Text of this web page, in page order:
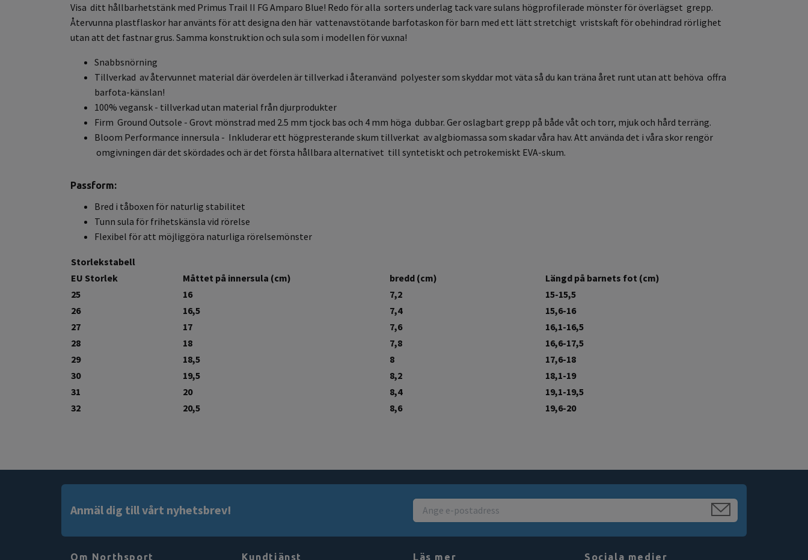
Visa ditt hållbarhetstänk med Primus Trail II FG Amparo Blue! Redo för alla sorters underlag tack vare sulans högprofilerade mönster för överlägset grepp.
Återvunna plastflaskor har använts för att designa den här vattenavstötande barfotaskon för barn med ett lätt stretchigt vristskaft för obehindrad rörlighet
utan att det fastnar grus. Samma konstruktion och sula som i modellen för vuxna!
Snabbsnörning
Tillverkad av återvunnet material där överdelen är tillverkad i återanvänd polyester som skyddar mot väta så du kan träna året runt utan att behöva offra
barfota-känslan!
100% vegansk - tillverkad utan material från djurprodukter
Firm Ground Outsole - Grovt mönstrad med 2.5 mm tjock bas och 4 mm höga dubbar. Ger oslagbart grepp på både våt och torr, mjuk och hård terräng.
Bloom Performance innersula - Inkluderar ett högpresterande skum tillverkat av algbiomassa som skadar våra hav. Att använda det i våra skor rengör
omgivningen där det skördades och är det första hållbara alternativet till syntetiskt och petrokemiskt EVA-skum.
Passform:
Bred i tåboxen för naturlig stabilitet
Tunn sula för frihetskänsla vid rörelse
Flexibel för att möjliggöra naturliga rörelsemönster
Storlekstabell
EU Storlek
Måttet på innersula (cm) bredd (cm)
Längd på barnets fot (cm)
25
16 7,2
15-15,5
26
16,5 7,4
15,6-16
27
17 7,6
16,1-16,5
28
18 7,8
16,6-17,5
29
18,5 8
17,6-18
30
19,5 8,2
18,1-19
31
20 8,4
19,1-19,5
32
20,5 8,6 19,6-20
Anmäl dig till vårt nyhetsbrev!
Om Northsport Kundtjänst Läs mer Sociala medier